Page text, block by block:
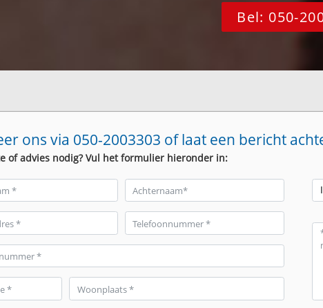
Bel: 050-
ons via 050-2003303 of laat een bericht
of advies nodig? Vul het formulier hieronder in: